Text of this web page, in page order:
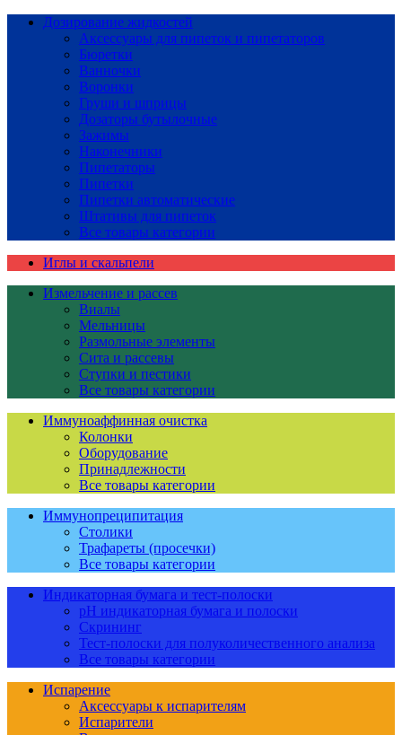
Дозирование жидкостей
Аксессуары для пипеток и пипетаторов
Бюретки
Ванночки
Воронки
Груши и шприцы
Дозаторы бутылочные
Зажимы
Наконечники
Пипетаторы
Пипетки
Пипетки автоматические
Штативы для пипеток
Все товары категории
Иглы и скальпели
Измельчение и рассев
Виалы
Мельницы
Размольные элементы
Сита и рассевы
Ступки и пестики
Все товары категории
Иммуноаффинная очистка
Колонки
Оборудование
Принадлежности
Все товары категории
Иммунопреципитация
Столики
Трафареты (просечки)
Все товары категории
Индикаторная бумага и тест-полоски
pH индикаторная бумага и полоски
Скрининг
Тест-полоски для полуколичественного анализа
Все товары категории
Испарение
Аксессуары к испарителям
Испарители